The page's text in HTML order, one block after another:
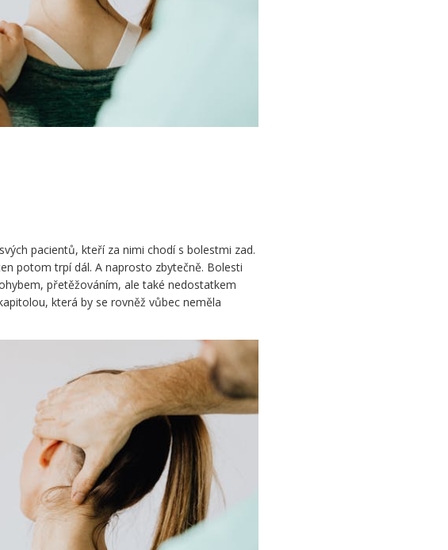
pacientů, kteří za nimi chodí s bolestmi zad.
potom trpí dál. A naprosto zbytečně. Bolesti
přetěžováním, ale také nedostatkem
která by se rovněž vůbec neměla